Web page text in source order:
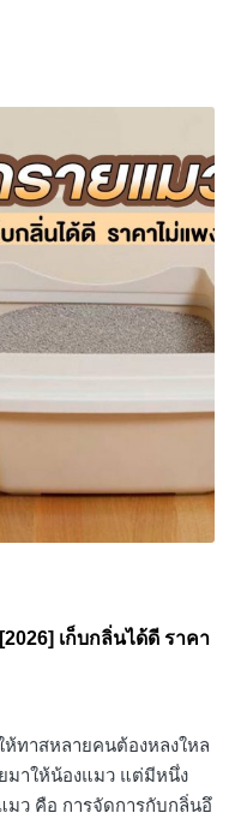
เก็บกลิ่นได้ดี ราคา
ห้ทาสหลายคนต้องหลงใหล
มาให้น้องแมว แต่มีหนึ่ง
มว คือ การจัดการกับกลิ่นอึ